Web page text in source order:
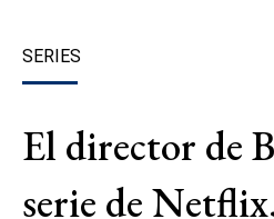
SERIES
El director de
serie de